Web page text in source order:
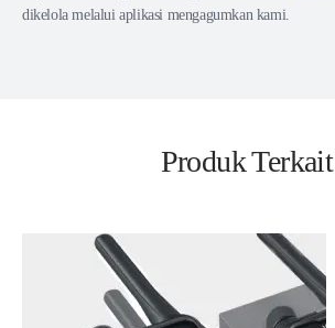
dikelola melalui aplikasi mengagumkan kami.
Produk Terkait